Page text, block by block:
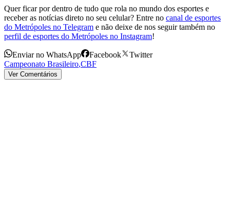
Quer ficar por dentro de tudo que rola no mundo dos esportes e
receber as notícias direto no seu celular? Entre no canal de esportes
do Metrópoles no Telegram e não deixe de nos seguir também no
perfil de esportes do Metrópoles no Instagram!
Enviar no WhatsApp Facebook
Twitter
Campeonato Brasileiro,CBF
Ver Comentários